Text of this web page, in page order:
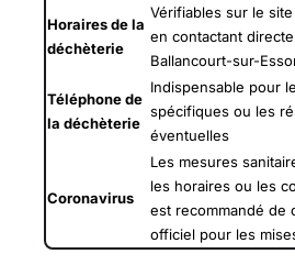
Horaires de la
déchèterie
Vérifiables sur le
en contactant
Ballancourt-sur-
Téléphone de
la déchèterie
Indispensable pour
spécifiques ou les
éventuelles
Coronavirus
Les mesures
les horaires ou les
est recommandé de
officiel pour les